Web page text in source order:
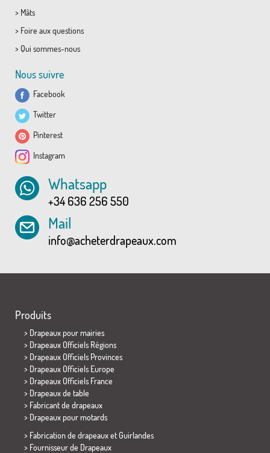
> Mâts
> Foire aux questions
> Qui sommes-nous
Nous suivre
Facebook
Twitter
Pinterest
Instagram
Whatsapp
+34 636 256 550
Mail
info@acheterdrapeaux.com
Produits
> Drapeaux pour mairies
> Drapeaux Officiels Régions
> Drapeaux Officiels Provinces
> Drapeaux Officiels Europe
> Drapeaux Officiels France
> Drapeaux de table
> Fabricant de drapeaux
> Drapeaux pour motards
> Fabrication de drapeaux et Guirlandes
> Fournisseur de Drapeaux